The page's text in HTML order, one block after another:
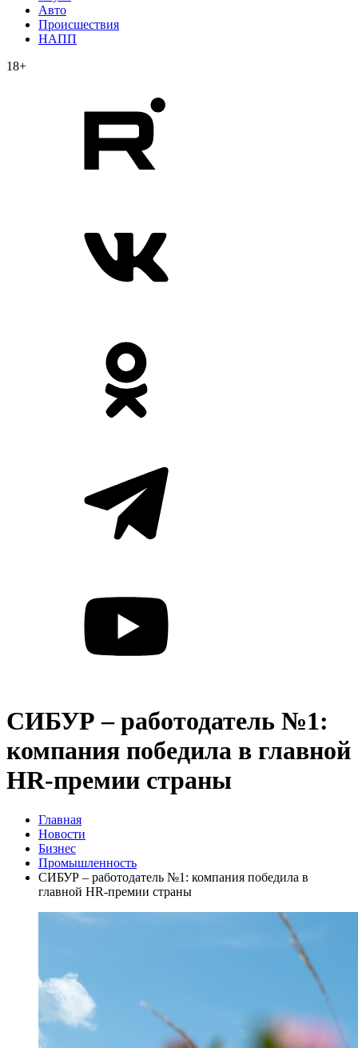
Авто
Происшествия
НАПП
18+
СИБУР – работодатель №1:
компания победила в главной
HR-премии страны
Главная
Новости
Бизнес
Промышленность
СИБУР – работодатель №1: компания победила в
главной HR-премии страны